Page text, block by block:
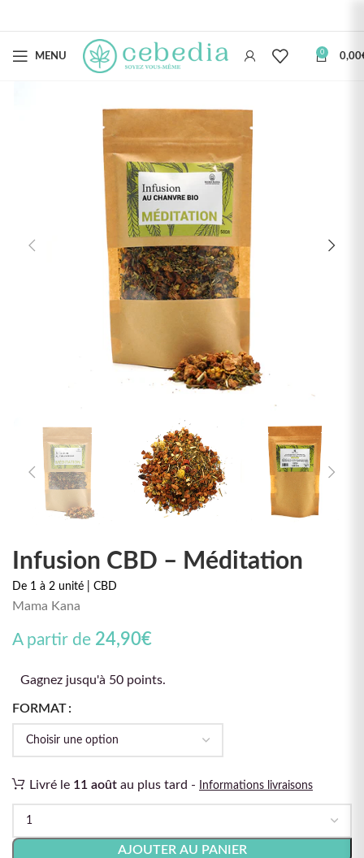
MENU 0 0,00
Infusion CBD – Méditation
De 1 à 2 unité | CBD
Mama Kana
A partir de 24,90€
Gagnez jusqu'à 50 points.
FORMAT
Livré le 11 août au plus tard - Informations livraisons
AJOUTER AU PANIER